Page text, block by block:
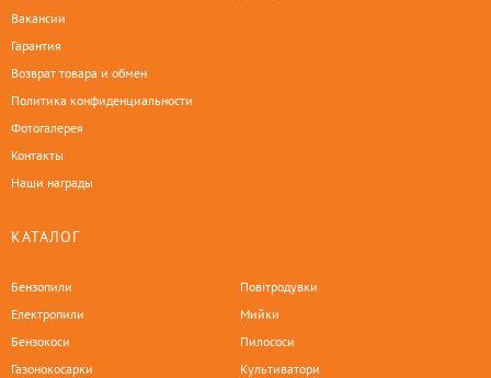
Вакансии
Гарантия
Возврат товара и обмен
Политика конфиденциальности
Фотогалерея
Контакты
Наши награды
КАТАЛОГ
Бензопили
Електропили
Бензокоси
Газонокосарки
Повітродувки
Мийки
Пилососи
Культиватори